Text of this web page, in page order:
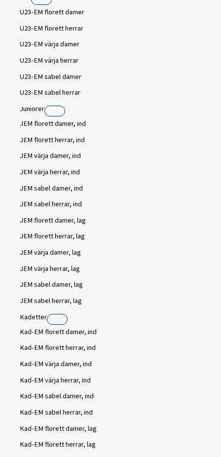
U23-EM florett damer
U23-EM florett herrar
U23-EM värja damer
U23-EM värja herrar
U23-EM sabel damer
U23-EM sabel herrar
Juniorer
JEM florett damer, ind
JEM florett herrar, ind
JEM värja damer, ind
JEM värja herrar, ind
JEM sabel damer, ind
JEM sabel herrar, ind
JEM florett damer, lag
JEM florett herrar, lag
JEM värja damer, lag
JEM värja herrar, lag
JEM sabel damer, lag
JEM sabel herrar, lag
Kadetter
Kad-EM florett damer, ind
Kad-EM florett herrar, ind
Kad-EM värja damer, ind
Kad-EM värja herrar, ind
Kad-EM sabel damer, ind
Kad-EM sabel herrar, ind
Kad-EM florett damer, lag
Kad-EM florett herrar, lag